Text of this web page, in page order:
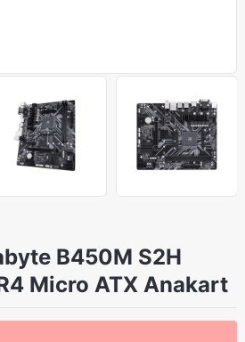
B450M S2H
Micro ATX Anakart